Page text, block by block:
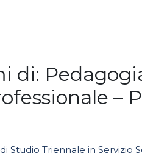
di:
–
Studio Triennale in Servizio